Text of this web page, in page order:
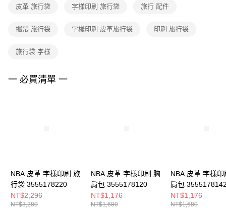
１．透過由恩沛科技股份有限公司提供之「AFTEE先享後付」服務完成之交
權轉讓予恩沛科技股份有限公司。
３．未成年的使用者請事先徵得法定代理人或監護人之同意方可使用
４．使用「AFTEE先享後付」時，將依據個別帳號之用戶狀況，依本公司即
皮革 旅行袋 字樣印刷 旅行袋 旅行 配件
攜帶 旅行袋 字樣印刷 皮革旅行袋 印刷 旅行袋
旅行袋 字樣
一 必買清單 一
NBA 皮革 字樣印刷 旅
行袋 3555178220
NT$2,296
NT$3,280
NBA 皮革 字樣印刷 胸
肩包 3555178120
NT$1,176
NT$1,680
NBA 皮革 字樣印
肩包
NT$1,176
NT$1,680